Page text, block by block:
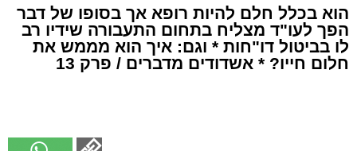
הוא בכלל חלם להיות רופא אך בסופו של דבר
הפך לעו"ד מצליח בתחום התעבורה שידיו רב
לו בביטול דו"חות * וגם: איך הוא מממש את
חלום חייו? * אשדודים מדברים / פרק 13